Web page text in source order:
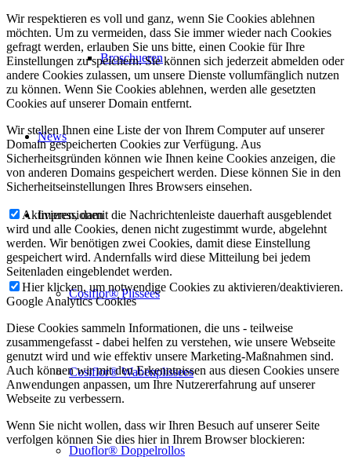
Broschueren
News
Impressionen
Cosiflor® Plissees
Cosiflor® Wabenplissees
Duoflor® Doppelrollos
Wir respektieren es voll und ganz, wenn Sie Cookies ablehnen
möchten. Um zu vermeiden, dass Sie immer wieder nach Cookies
gefragt werden, erlauben Sie uns bitte, einen Cookie für Ihre
Einstellungen zu speichern. Sie können sich jederzeit abmelden oder
andere Cookies zulassen, um unsere Dienste vollumfänglich nutzen
zu können. Wenn Sie Cookies ablehnen, werden alle gesetzten
Cookies auf unserer Domain entfernt.
Wir stellen Ihnen eine Liste der von Ihrem Computer auf unserer
Domain gespeicherten Cookies zur Verfügung. Aus
Sicherheitsgründen können wie Ihnen keine Cookies anzeigen, die
von anderen Domains gespeichert werden. Diese können Sie in den
Sicherheitseinstellungen Ihres Browsers einsehen.
Aktivieren, damit die Nachrichtenleiste dauerhaft ausgeblendet
wird und alle Cookies, denen nicht zugestimmt wurde, abgelehnt
werden. Wir benötigen zwei Cookies, damit diese Einstellung
gespeichert wird. Andernfalls wird diese Mitteilung bei jedem
Seitenladen eingeblendet werden.
Hier klicken, um notwendige Cookies zu aktivieren/deaktivieren.
Google Analytics Cookies
Diese Cookies sammeln Informationen, die uns - teilweise
zusammengefasst - dabei helfen zu verstehen, wie unsere Webseite
genutzt wird und wie effektiv unsere Marketing-Maßnahmen sind.
Auch können wir mit den Erkenntnissen aus diesen Cookies unsere
Anwendungen anpassen, um Ihre Nutzererfahrung auf unserer
Webseite zu verbessern.
Wenn Sie nicht wollen, dass wir Ihren Besuch auf unserer Seite
verfolgen können Sie dies hier in Ihrem Browser blockieren: